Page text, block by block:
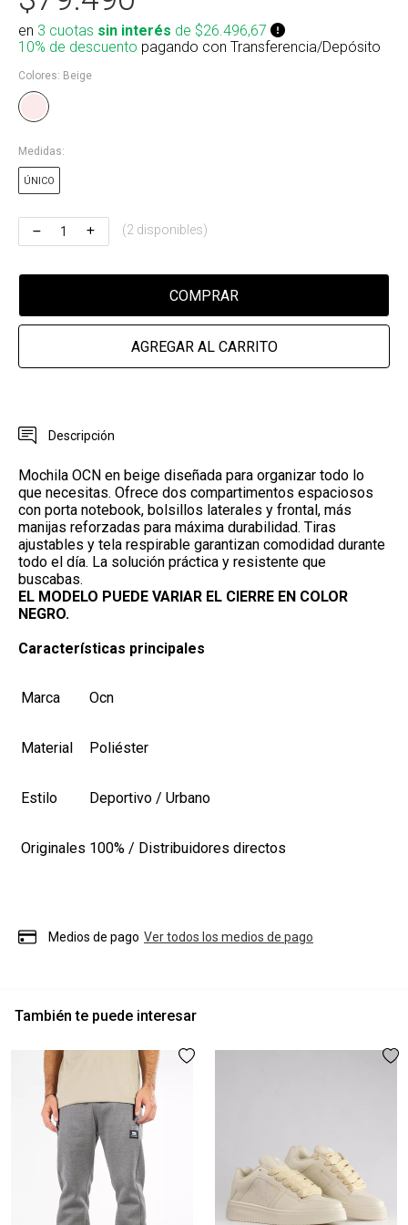
Ver todos
en 3 cuotas sin interés de $26.496,67
10% de descuento pagando con Transferencia/Depósito
Colores: Beige
Medidas:
ÚNICO
(2 disponibles)
COMPRAR
AGREGAR AL CARRITO
Descripción
Mochila OCN en beige diseñada para organizar todo lo
que necesitas. Ofrece dos compartimentos espaciosos
con porta notebook, bolsillos laterales y frontal, más
manijas reforzadas para máxima durabilidad. Tiras
ajustables y tela respirable garantizan comodidad durante
todo el día. La solución práctica y resistente que
buscabas.
EL MODELO PUEDE VARIAR EL CIERRE EN COLOR
NEGRO.
Características principales
Marca Ocn
Material Poliéster
Estilo Deportivo / Urbano
Originales 100% / Distribuidores directos
Medios de pago Ver todos los medios de pago
También te puede interesar